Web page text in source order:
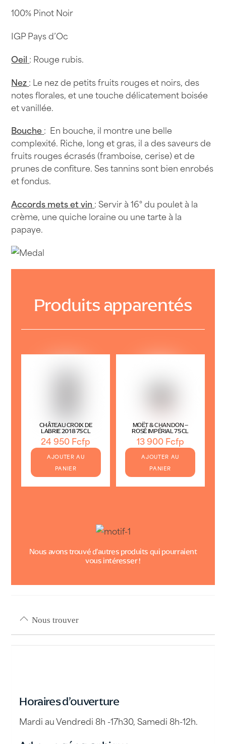
100% Pinot Noir
IGP Pays d’Oc
Oeil : Rouge rubis.
Nez: Le nez de petits fruits rouges et noirs, des
notes florales, et une touche délicatement boisée
et vanillée.
Bouche: En bouche, il montre une belle
complexité. Riche, long et gras, il a des saveurs de
fruits rouges écrasés (framboise, cerise) et de
prunes de confiture. Ses tannins sont bien enrobés
et fondus.
Accords mets et vin : Servir à 16° du poulet à la
crème, une quiche loraine ou une tarte à la
papaye.
Produits apparentés
CHÂTEAU CROIX DE
LABRIE 2018 75CL
24 950Fcfp
AJOUTER AU
PANIER
MOËT & CHANDON –
ROSÉ IMPÉRIAL 75CL
13 900Fcfp
AJOUTER AU
PANIER
Nous avons trouvé d’autres produits qui pourraient
vous intéresser !
Nous trouver
Horaires d’ouverture
Mardi au Vendredi 8h -17h30, Samedi 8h-12h.